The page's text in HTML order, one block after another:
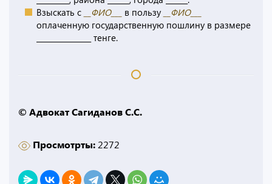
Взыскать с
__ФИО___ в пользу
__ФИО___
оплаченную государственную пошлину в размере
_______________ тенге.
© Адвокат Сагиданов С.С.
Просмотрты:2272